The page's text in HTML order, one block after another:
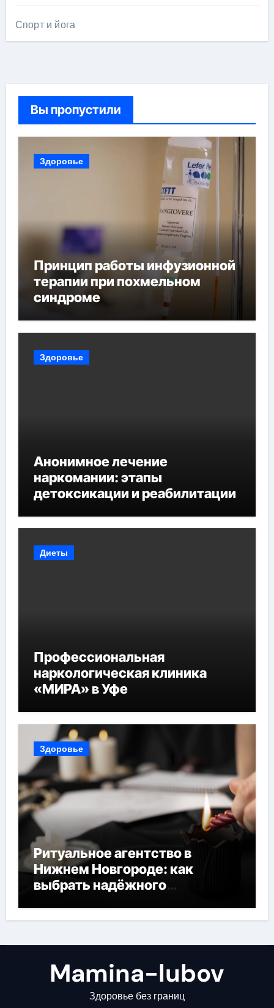
Спорт и йога
Вы пропустили
Здоровье
Принцип работы инфузионной
терапии при похмельном
синдроме
Здоровье
Анонимное лечение
наркомании: этапы
детоксикации и реабилитации
Диеты
Профессиональная
наркологическая клиника
«МИРА» в Уфе
Здоровье
Ритуальное агентство в
Нижнем Новгороде: как
выбрать надёжного
Mamina-lubov
Здоровье без границ